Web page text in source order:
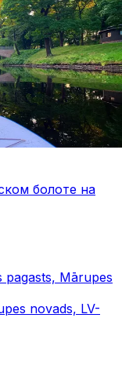
болоте на
Mārupes
novads, LV-